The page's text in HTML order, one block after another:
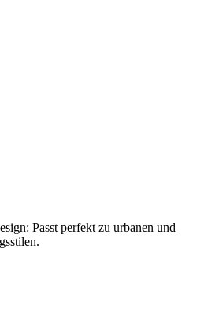
Passt perfekt zu urbanen und